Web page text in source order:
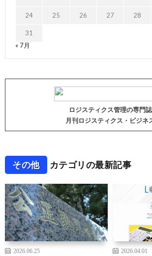
24 25 26 27 28
31
« 7月
ロジスティクス管理の専門誌
月刊ロジスティクス・ビジネ
その他 カテゴリの最新記事
2026.06.25
2026.04.01